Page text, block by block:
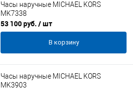
Часы наручные MICHAEL KORS
MK7338
53 100 руб. / шт
В корзину
Часы наручные MICHAEL KORS
MK3903